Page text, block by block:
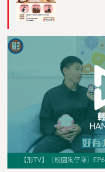
【形TV】〖校園狗仔隊〗